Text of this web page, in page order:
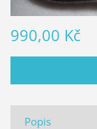
990,00 Kč
Popis